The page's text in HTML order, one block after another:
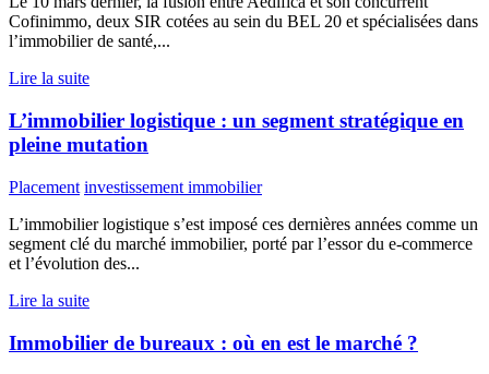
Cofinimmo, deux SIR cotées au sein du BEL 20 et spécialisées dans
l’immobilier de santé,...
Lire la suite
L’immobilier logistique : un segment stratégique en
pleine mutation
Placement investissement immobilier
L’immobilier logistique s’est imposé ces dernières années comme un
segment clé du marché immobilier, porté par l’essor du e-commerce
et l’évolution des...
Lire la suite
Immobilier de bureaux : où en est le marché ?